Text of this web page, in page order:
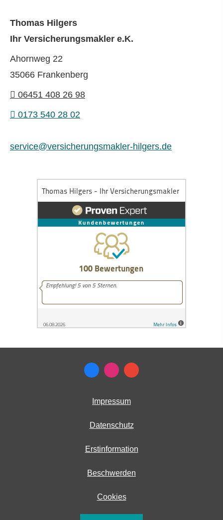
Thomas Hilgers
Ihr Ver­sicherungs­makler e.K.
Ahornweg 22
35066 Frankenberg
06451 408 26 98
0173 540 28 02
service@versicherungsmakler-hilgers.de
Impressum
Datenschutz
Erstinformation
Beschwerden
Cookies